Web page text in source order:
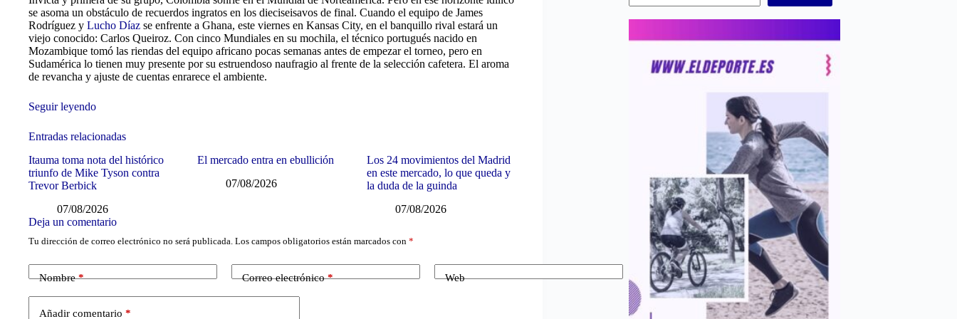
se asoma un obstáculo de recuerdos ingratos en los dieciseisavos de final. Cuando el equipo de James
Rodríguez y Lucho Díaz se enfrente a Ghana, este viernes en Kansas City, en el banquillo rival estará un
viejo conocido: Carlos Queiroz. Con cinco Mundiales en su mochila, el técnico portugués nacido en
Mozambique tomó las riendas del equipo africano pocas semanas antes de empezar el torneo, pero en
Sudamérica lo tienen muy presente por su estruendoso naufragio al frente de la selección cafetera. El aroma
de revancha y ajuste de cuentas enrarece el ambiente.
Seguir leyendo
Entradas relacionadas
Itauma toma nota del histórico
triunfo de Mike Tyson contra
Trevor Berbick
07/08/2026
El mercado entra en ebullición
07/08/2026
Los 24 movimientos del Madrid
en este mercado, lo que queda y
la duda de la guinda
07/08/2026
Deja un comentario
Tu dirección de correo electrónico no será publicada. Los campos obligatorios están marcados con *
Nombre* Correo electrónico* Web
Añadir comentario *